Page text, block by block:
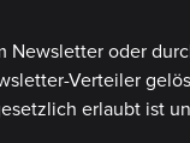
oder
Verteiler
erlaubt ist